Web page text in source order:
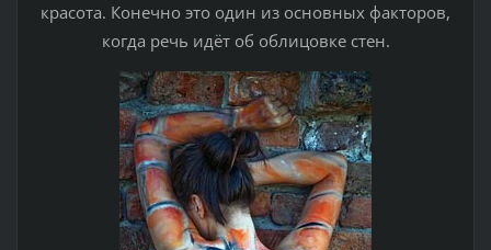
красота. Конечно это один из основных факторов,
когда речь идёт об облицовке стен.